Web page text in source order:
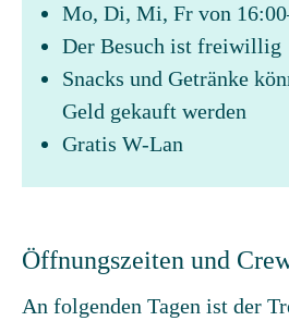
Mo, Di, Mi, Fr von
Der Besuch ist freiwillig
Snacks und Getränke
Geld gekauft werden
Gratis W-Lan
Öffnungszeiten und
An folgenden Tagen ist der